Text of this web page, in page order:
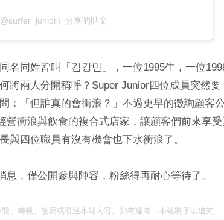
@surfer_junior）分享的貼文
名同姓皆叫「김강민」，一位1995生，一位
將兩人分開稱呼？Super Junior四位成員突然要
：「但誰真的會衝浪？」不過更早的徵詢顧客公
營衝浪與飲食的複合式店家，讓顧客們前來享受
與四位職員有沒有機會也下水衝浪了。
息，僅公開參與陣容，粉絲得再耐心等待了。
、轉載、改寫或引述本站內容。如有違者，本站將予以追究